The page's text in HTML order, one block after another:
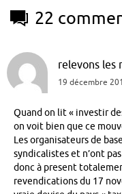
22
relevons les
19 décembre
Quand on lit « investir
on voit bien que ce
Les organisateurs de
syndicalistes et n’ont
donc à present
revendications du 17